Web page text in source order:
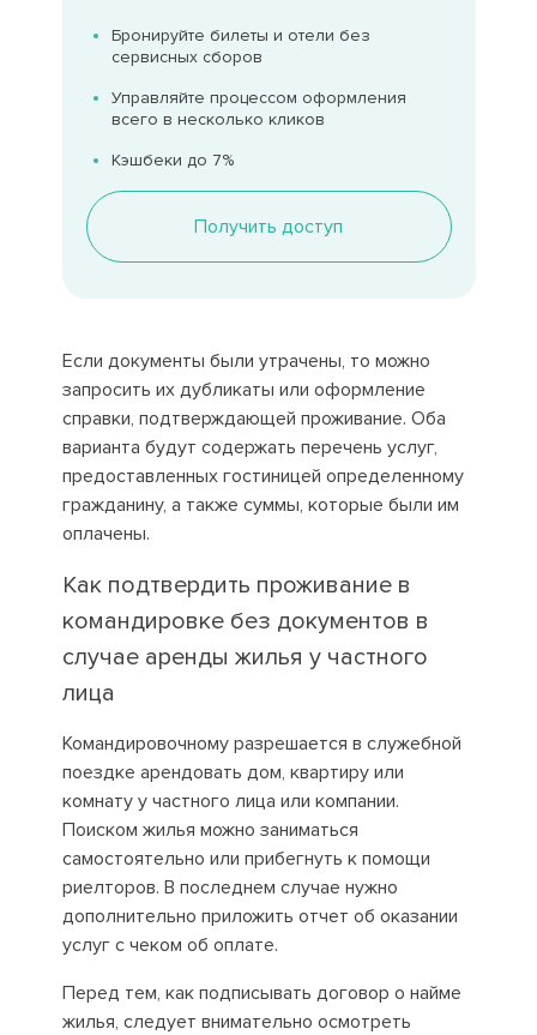
Бронируйте билеты и отели без
сервисных сборов
Управляйте процессом оформления
всего в несколько кликов
Кэшбеки до 7%
Получить доступ
Если документы были утрачены, то можно
запросить их дубликаты или оформление
справки, подтверждающей проживание. Оба
варианта будут содержать перечень услуг,
предоставленных гостиницей определенному
гражданину, а также суммы, которые были им
оплачены.
Как подтвердить проживание в
командировке без документов в
случае аренды жилья у частного
лица
Командировочному разрешается в служебной
поездке арендовать дом, квартиру или
комнату у частного лица или компании.
Поиском жилья можно заниматься
самостоятельно или прибегнуть к помощи
риелторов. В последнем случае нужно
дополнительно приложить отчет об оказании
услуг с чеком об оплате.
Перед тем, как подписывать договор о найме
жилья, следует внимательно осмотреть